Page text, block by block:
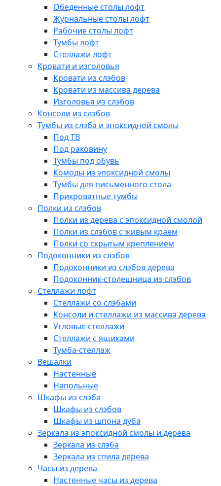
Обеденные столы лофт
Журнальные столы лофт
Рабочие столы лофт
Тумбы лофт
Стеллажи лофт
Кровати и изголовья
Кровати из слэбов
Кровати из массива дерева
Изголовья из слэбов
Консоли из слэбов
Тумбы из слэба и эпоксидной смолы
Под ТВ
Под раковину
Тумбы под обувь
Комоды из эпоксидной смолы
Тумбы для письменного стола
Прикроватные тумбы
Полки из слэбов
Полки из дерева с эпоксидной смолой
Полки из слэбов с живым краем
Полки со скрытым креплением
Подоконники из слэбов
Подоконники из слэбов дерева
Подоконник-столешница из слэбов
Стеллажи лофт
Стеллажи со слэбами
Консоли и стеллажи из массива дерева
Угловые стеллажи
Стеллажи с ящиками
Тумба-стеллаж
Вешалки
Настенные
Напольные
Шкафы из слэба
Шкафы из слэбов
Шкафы из шпона дуба
Зеркала из эпоксидной смолы и дерева
Зеркала из слэба
Зеркала из спила дерева
Часы из дерева
Настенные часы из дерева